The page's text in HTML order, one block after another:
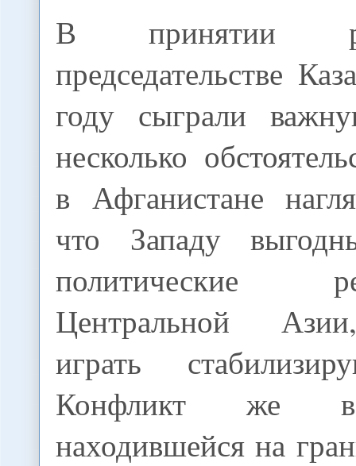
В принятии
председательстве
году сыграли
несколько
в Афганистане
что Западу
Центральной
играть
Конфликт же в
находившейся на